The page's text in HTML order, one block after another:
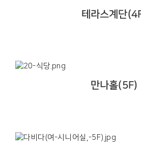
테라스계단
만나홀(5F)